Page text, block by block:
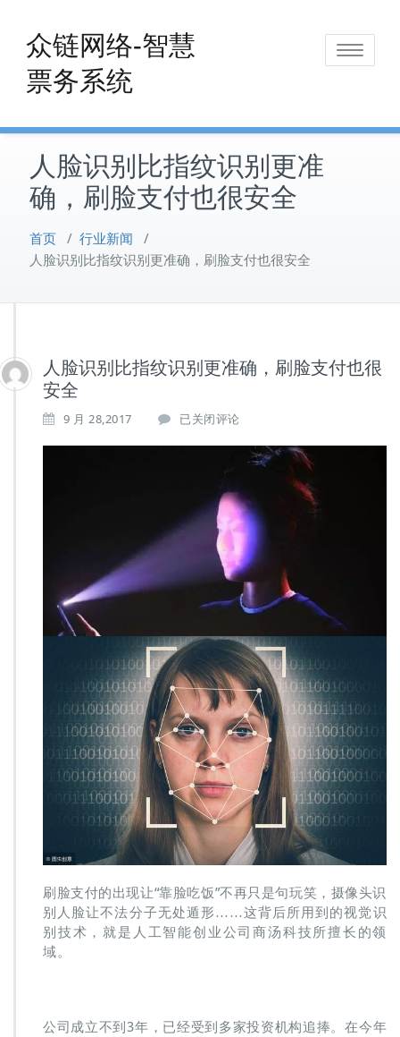
content
众链网络-智慧
票务系统
Toggle
人脸识别比指纹识别更准
确，刷脸支付也很安全
首页 / 行业新闻 /
人脸识别比指纹识别更准确，刷脸支付也很安全
人脸识别比指纹识别更准确，刷脸支付也很
安全
9 月 28,2017
人
指
纹
更
刷
脸
支
付
也
很
安
全
已关闭评论
刷脸支付的出现让“靠脸吃饭”不再只是句玩笑，摄像头识
别人脸让不法分子无处遁形……这背后所用到的视觉识
别技术，就是人工智能创业公司商汤科技所擅长的领
域。
公司成立不到3年，已经受到多家投资机构追捧。在今年